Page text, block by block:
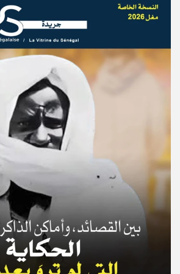
© Copyright 2025, APS